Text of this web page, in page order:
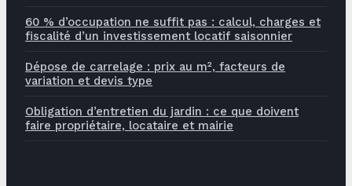
60 % d’occupation ne suffit pas : calcul, charges et
fiscalité d’un investissement locatif saisonnier
Dépose de carrelage : prix au m², facteurs de
variation et devis type
Obligation d’entretien du jardin : ce que doivent
faire propriétaire, locataire et mairie